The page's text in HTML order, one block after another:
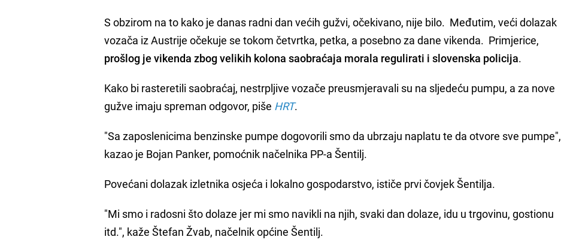
S obzirom na to kako je danas radni dan većih gužvi, očekivano, nije bilo. Međutim, veći dolazak
vozača iz Austrije očekuje se tokom četvrtka, petka, a posebno za dane vikenda. Primjerice,
prošlog je vikenda zbog velikih kolona saobraćaja morala regulirati i slovenska policija.
Kako bi rasteretili saobraćaj, nestrpljive vozače preusmjeravali su na sljedeću pumpu, a za nove
gužve imaju spreman odgovor, piše HRT.
"Sa zaposlenicima benzinske pumpe dogovorili smo da ubrzaju naplatu te da otvore sve pumpe",
kazao je Bojan Panker, pomoćnik načelnika PP-a Šentilj.
Povećani dolazak izletnika osjeća i lokalno gospodarstvo, ističe prvi čovjek Šentilja.
"Mi smo i radosni što dolaze jer mi smo navikli na njih, svaki dan dolaze, idu u trgovinu, gostionu
itd.", kaže Štefan Žvab, načelnik općine Šentilj.